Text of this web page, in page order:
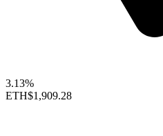
3.13%
ETH$1,909.28